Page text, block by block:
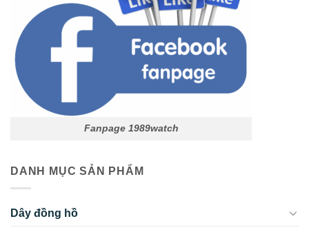
Fanpage 1989watch
DANH MỤC SẢN PHẨM
Dây đồng hồ